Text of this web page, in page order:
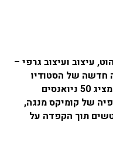
עיצוב ועיצוב גרפי –
חדשה של הסטודיו
לעיצוב היפני Nendo. במיצב הוא מציג 50 ניואנסים
של קומיקס מנגה,
מלוטשים תוך הקפדה על